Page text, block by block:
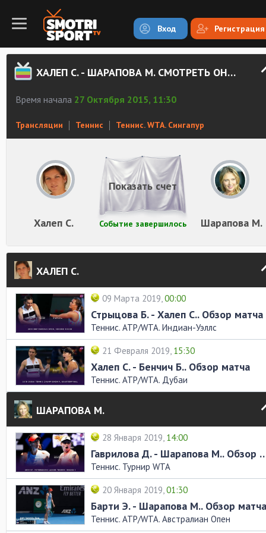
Вход Регистрация
ХАЛЕП С. - ШАРАПОВА М. СМОТРЕТЬ ОНЛАЙН
Время начала 27 Октября 2015, 11:30
Трансляции Теннис Теннис. WTA. Сингапур
Халеп С. Шарапова М.
Событие завершилось
Показать счет
ХАЛЕП С.
09 Марта 2019,00:00
Стрыцова Б. - Халеп С.. Обзор матча
Теннис. ATP/WTA. Индиан-Уэллс
21 Февраля 2019, 15:30
Халеп С. - Бенчич Б.. Обзор матча
Теннис. ATP/WTA. Дубаи
ШАРАПОВА М.
28 Января 2019, 14:00
Гаврилова Д. -
Теннис. Турнир WTA
20 Января 2019,01:30
Барти Э. - Шарапова М.. Обзор матча
Теннис. ATP/WTA. Австралиан Опен